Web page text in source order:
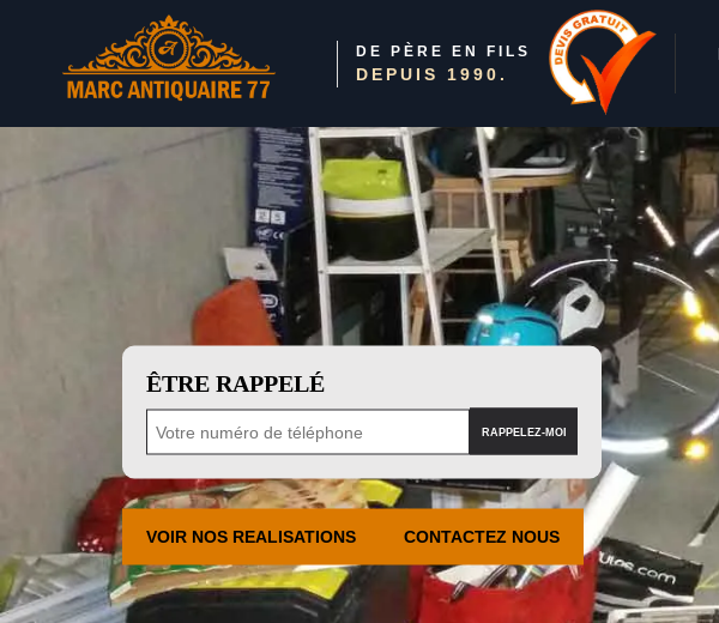
DE PÈRE EN FILS
DEPUIS 1990.
ÊTRE RAPPELÉ
VOIR NOS REALISATIONS CONTACTEZ NOUS